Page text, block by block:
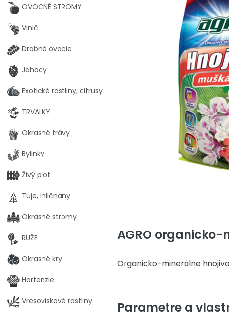
AGRO organicko-
Organicko-minerálne
Parametre a
OVOCNÉ STROMY
Vinič
Drobné ovocie
Jahody
Exotické rastliny, citrusy
TRVALKY
Okrasné trávy
Bylinky
Živý plot
Tuje, ihličnany
Okrasné stromy
RUŽE
Okrasné kry
Hortenzie
Vresoviskové rastliny